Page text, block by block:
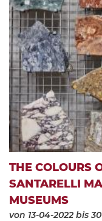
THE COLOURS
SANTARELLI
MUSEUMS
von 13-04-2022 bis